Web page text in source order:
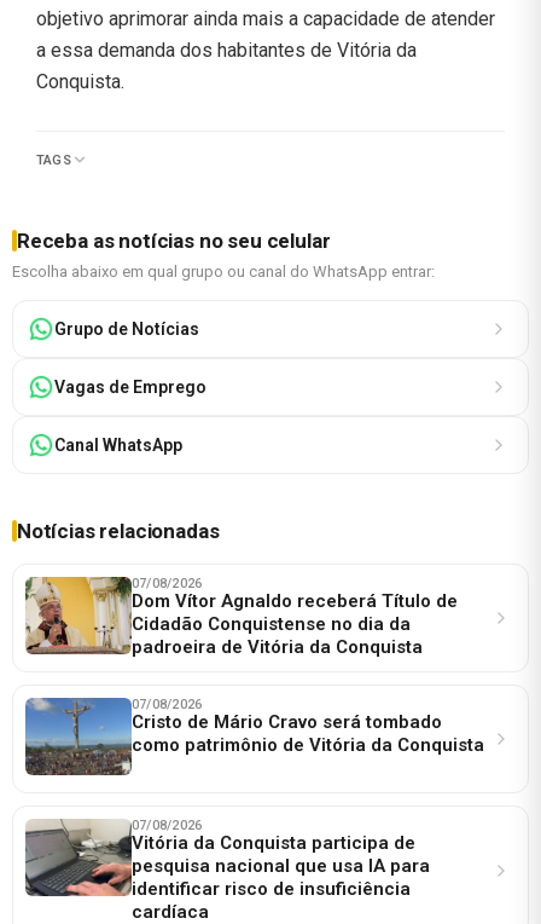
objetivo aprimorar ainda mais a capacidade de atender
a essa demanda dos habitantes de Vitória da
Conquista.
TAGS
Receba as notícias no seu celular
Escolha abaixo em qual grupo ou canal do WhatsApp entrar:
Grupo de Notícias
Vagas de Emprego
Canal WhatsApp
Notícias relacionadas
07/08/2026
Dom Vítor Agnaldo receberá Título de
Cidadão Conquistense no dia da
padroeira de Vitória da Conquista
07/08/2026
Cristo de Mário Cravo será tombado
como patrimônio de Vitória da Conquista
07/08/2026
Vitória da Conquista participa de
pesquisa nacional que usa IA para
identificar risco de insuficiência
cardíaca